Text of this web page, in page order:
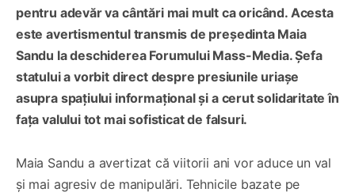
pentru adevăr va cântări mai mult ca oricând. Acesta
este avertismentul transmis de președinta Maia
Sandu la deschiderea Forumului Mass-Media. Șefa
statului a vorbit direct despre presiunile uriașe
asupra spațiului informațional și a cerut solidaritate în
fața valului tot mai sofisticat de falsuri.
Maia Sandu a avertizat că viitorii ani vor aduce un val
și mai agresiv de manipulări. Tehnicile bazate pe